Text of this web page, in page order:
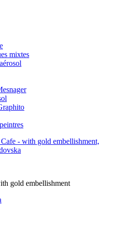
mixtes
gold embellishment